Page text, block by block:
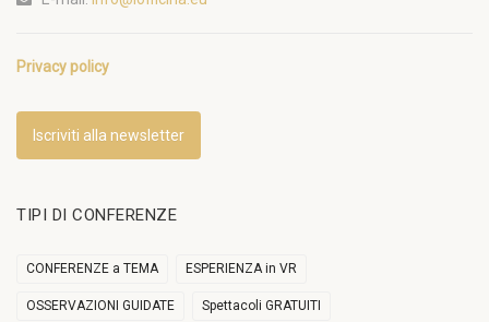
Privacy policy
Iscriviti alla newsletter
TIPI DI CONFERENZE
CONFERENZE a TEMA ESPERIENZA in VR
OSSERVAZIONI GUIDATE Spettacoli GRATUITI